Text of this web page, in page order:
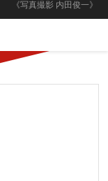
《写真撮影 内田俊一》